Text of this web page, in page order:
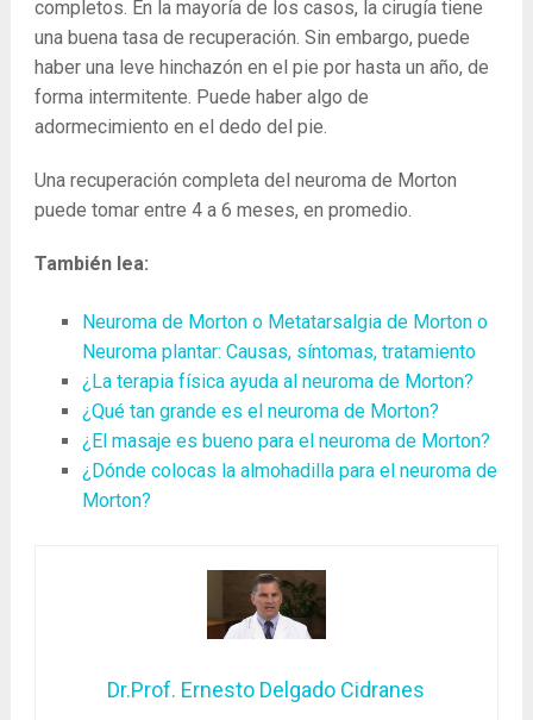
completos. En la mayoría de los casos, la cirugía tiene
una buena tasa de recuperación. Sin embargo, puede
haber una leve hinchazón en el pie por hasta un año, de
forma intermitente. Puede haber algo de
adormecimiento en el dedo del pie.
Una recuperación completa del neuroma de Morton
puede tomar entre 4 a 6 meses, en promedio.
También lea:
Neuroma de Morton o Metatarsalgia de Morton o
Neuroma plantar: Causas, síntomas, tratamiento
¿La terapia física ayuda al neuroma de Morton?
¿Qué tan grande es el neuroma de Morton?
¿El masaje es bueno para el neuroma de Morton?
¿Dónde colocas la almohadilla para el neuroma de
Morton?
Dr.Prof. Ernesto Delgado Cidranes